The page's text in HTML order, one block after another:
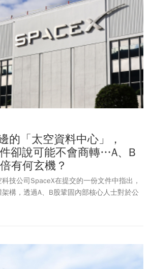
的「太空資料中心」，
卻說可能不會商轉…A、B
有何玄機？
技公司SpaceX在提交的一份文件中指出，
構，透過A、B股鞏固內部核心人士對於公
馬斯克（Elon Musk）便身兼CEO、CTO及
述的內容相比，保守許多。